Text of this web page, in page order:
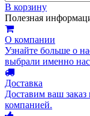
В корзину
Полезная
О компании
Узнайте больше о
выбрали именно
Доставка
Доставим ваш
компанией.